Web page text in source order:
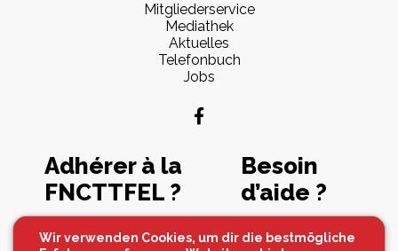
Mitgliederservice
Mediathek
Aktuelles
Telefonbuch
Jobs
Adhérer à la
FNCTTFEL ?
Souscrire maintenant
Besoin
d’aide ?
Contactez-nous
Wir verwenden Cookies, um dir die bestmögliche